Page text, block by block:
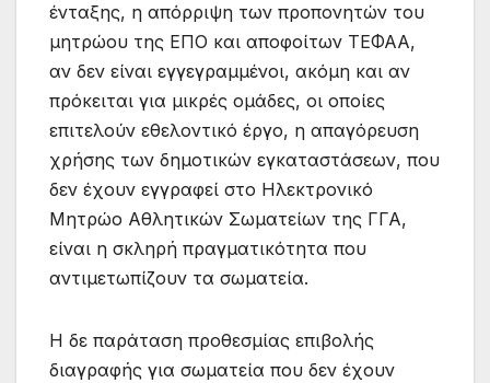
ένταξης, η απόρριψη των προπονητών του
μητρώου της ΕΠΟ και αποφοίτων ΤΕΦΑΑ,
αν δεν είναι εγγεγραμμένοι, ακόμη και αν
πρόκειται για μικρές ομάδες, οι οποίες
επιτελούν εθελοντικό έργο, η απαγόρευση
χρήσης των δημοτικών εγκαταστάσεων, που
δεν έχουν εγγραφεί στο Ηλεκτρονικό
Μητρώο Αθλητικών Σωματείων της ΓΓΑ,
είναι η σκληρή πραγματικότητα που
αντιμετωπίζουν τα σωματεία.
Η δε παράταση προθεσμίας επιβολής
διαγραφής για σωματεία που δεν έχουν